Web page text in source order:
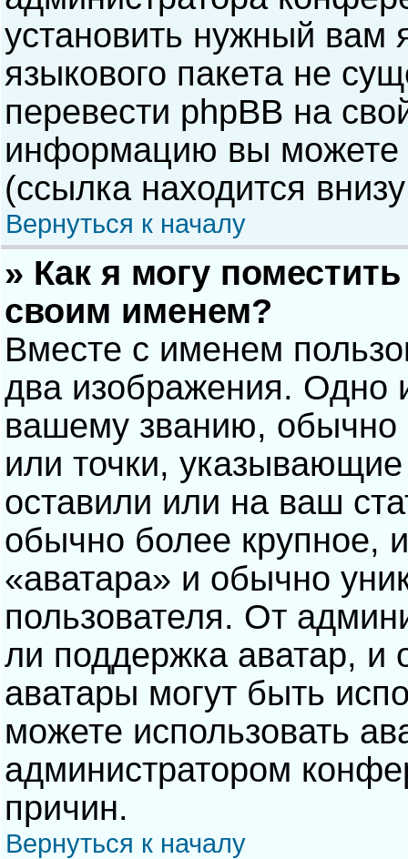
установить нужный вам
языкового пакета не
перевести phpBB на
информацию вы можете
(ссылка находится
Вернуться к началу
» Как я могу
своим именем?
Вместе с именем
два изображения. Одно
вашему званию, обычно
или точки,
оставили или на ваш
обычно более крупное,
«аватара» и обычно
пользователя. От
ли поддержка аватар, и
аватары могут быть
можете использовать
администратором
причин.
Вернуться к началу